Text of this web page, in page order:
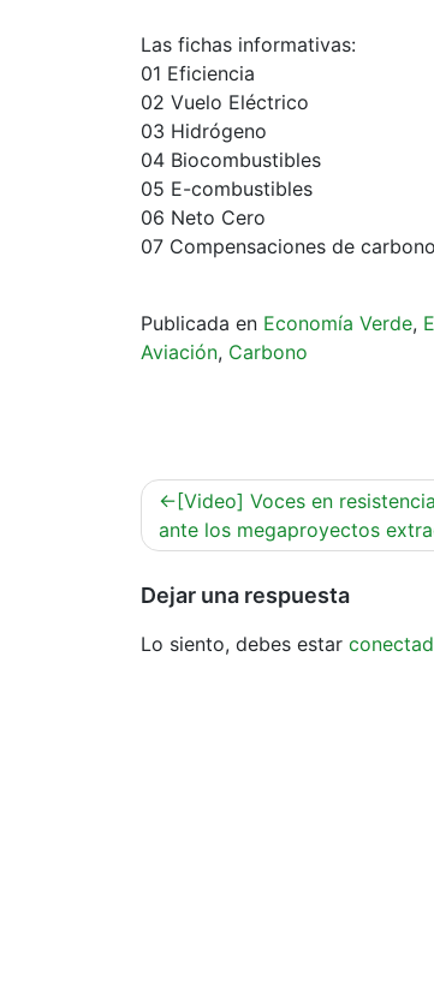
Las fichas informativas:
01 Eficiencia
02 Vuelo Eléctrico
03 Hidrógeno
04 Biocombustibles
05 E-combustibles
06 Neto Cero
07 Compensaciones de carbono
Publicada en Economía Verde,
Aviación, Carbono
Navegación
de
[Video] Voces en
ante los megaproyectos
Dejar una respuesta
Lo siento, debes estar